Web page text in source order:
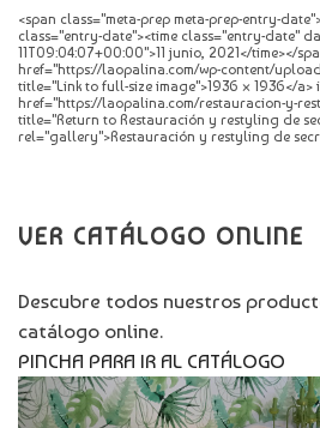
<span class="meta-prep meta-prep-entry-
class="entry-date"><time class="entry-date"
11T09:04:07+00:00">11 junio, 2021</time></
href="https://laopalina.com/wp-content/
title="Link to full-size image">1936 × 1936</a>
href="https://laopalina.com/restauracion-y-
title="Return to Restauración y restyling de
rel="gallery">Restauración y restyling de
VER CATÁLOGO ONLINE
Descubre todos nuestros
catálogo online.
PINCHA PARA IR AL CATÁLOGO